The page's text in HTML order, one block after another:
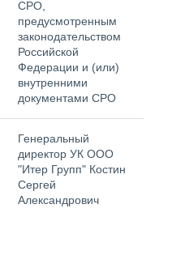
СРО,
предусмотренным
законодательством
Российской
Федерации и (или)
внутренними
документами СРО
Генеральный
директор УК ООО
"Итер Групп" Костин
Сергей
Александрович